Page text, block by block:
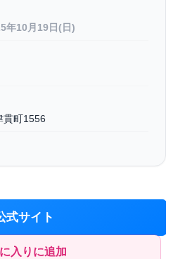
年10月19日(日)
貫町1556
式サイト
入りに追加